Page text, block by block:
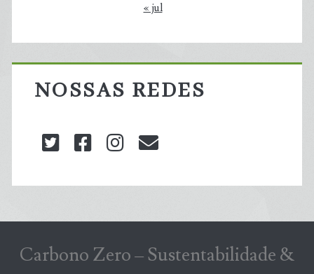
« jul
NOSSAS REDES
twitterfacebookinstagram
Carbono Zero – Sustentabilidade &